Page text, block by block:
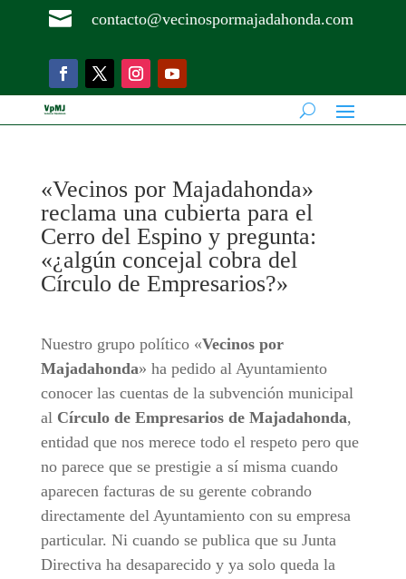
 contacto@vecinospormajadahonda.com
«Vecinos por Majadahonda»
reclama una cubierta para el
Cerro del Espino y pregunta:
«¿algún concejal cobra del
Círculo de Empresarios?»
Nuestro grupo político «Vecinos por
Majadahonda» ha pedido al Ayuntamiento
conocer las cuentas de la subvención municipal
al Círculo de Empresarios de Majadahonda,
entidad que nos merece todo el respeto pero que
no parece que se prestigie a sí misma cuando
aparecen facturas de su gerente cobrando
directamente del Ayuntamiento con su empresa
particular. Ni cuando se publica que su Junta
Directiva ha desaparecido y ya solo queda la